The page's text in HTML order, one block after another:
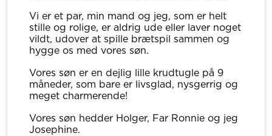
Vi er et par, min mand og jeg, som er helt
stille og rolige, er aldrig ude eller laver noget
vildt, udover at spille brætspil sammen og
hygge os med vores søn.
Vores søn er en dejlig lille krudtugle på 9
måneder, som bare er livsglad, nysgerrig og
meget charmerende!
Vores søn hedder Holger, Far Ronnie og jeg
Josephine.